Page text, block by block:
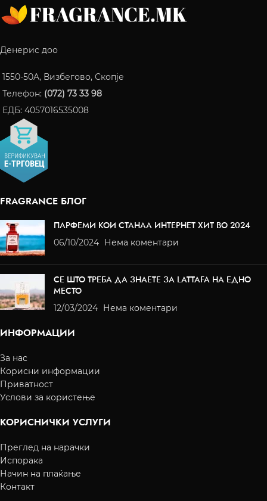
Денерис доо
1550-50A, Визбегово, Скопје
Телефон: (072) 73 33 98
ЕДБ: 4057016535008
FRAGRANCE БЛОГ
ПАРФЕМИ КОИ СТАНАА ИНТЕРНЕТ ХИТ ВО 2024
06/10/2024 Нема коментари
СЕ ШТО ТРЕБА ДА ЗНАЕТЕ ЗА LATTAFA НА ЕДНО
МЕСТО
12/03/2024 Нема коментари
ИНФОРМАЦИИ
За нас
Корисни информации
Приватност
Услови за користење
КОРИСНИЧКИ УСЛУГИ
Преглед на нарачки
Испорака
Начин на плаќање
Контакт